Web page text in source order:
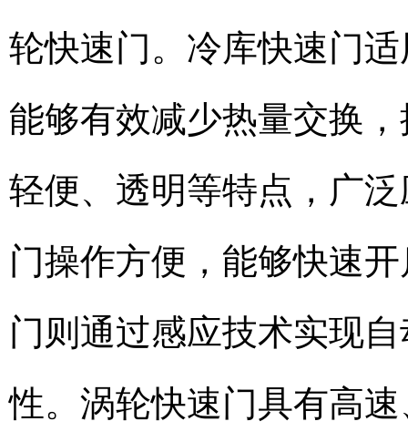
轮快速门。冷库快速门
能够有效减少热量交换
轻便、透明等特点，广
门操作方便，能够快速
门则通过感应技术实现
性。涡轮快速门具有高